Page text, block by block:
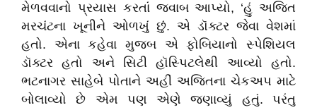
મેળવવાનો પ્રયાસ કરતાં જવાબ આપ્યો, ‘હું અજિત
મરચંટના ખૂનીને ઓળખું છું. એ ડૉક્ટર જેવા વેશમાં
હતો. એના કહેવા મુજબ એ ફોબિયાનો સ્પેશિયલ
ડૉક્ટર હતો અને સિટી હૉસ્પિટલેથી આવ્યો હતો.
ભટનાગર સાહેબે પોતાને અહીં અજિતના ચેકઅપ માટે
બોલાવ્યો છે એમ પણ એણે જણાવ્યું હતું. પરંતુ